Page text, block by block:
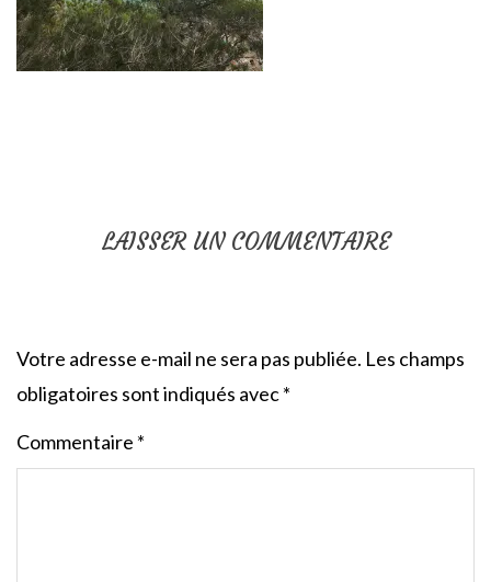
LAISSER UN COMMENTAIRE
Votre adresse e-mail ne sera pas publiée. Les champs
obligatoires sont indiqués avec*
Commentaire *